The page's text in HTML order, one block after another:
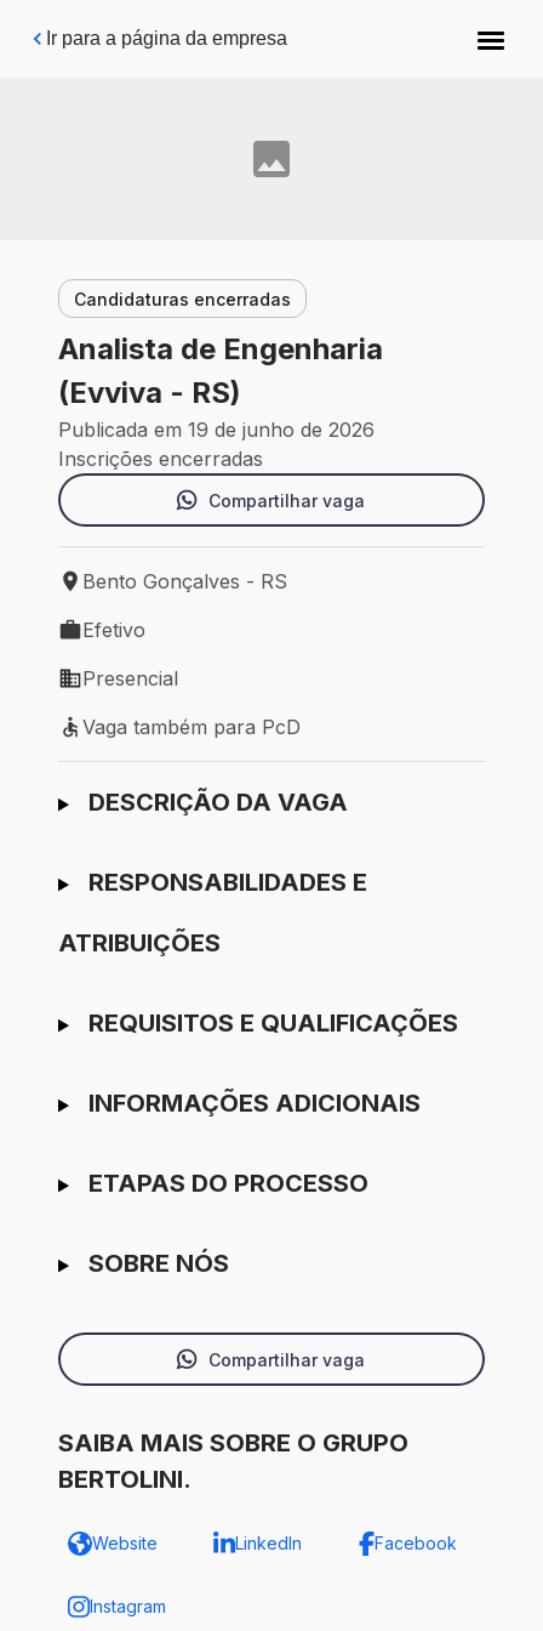
Pular para o conteúdo principal
Ir para a página da empresa
Candidaturas encerradas
Analista de Engenharia
(Evviva - RS)
Publicada em 19 de junho de 2026
Inscrições encerradas
Compartilhar vaga
Local de trabalho: Bento Gonçalves - RS
Bento Gonçalves - RS
Tipo de vaga: Efetivo
Efetivo
Modelo de trabalho: Presencial
Presencial
Vaga também para PcD
Vaga também para PcD
Ir para candidatura
DESCRIÇÃO DA VAGA
RESPONSABILIDADES E
ATRIBUIÇÕES
REQUISITOS E QUALIFICAÇÕES
INFORMAÇÕES ADICIONAIS
ETAPAS DO PROCESSO
SOBRE NÓS
Compartilhar vaga
SAIBA MAIS SOBRE O GRUPO
BERTOLINI.
Website LinkedIn Facebook
Instagram